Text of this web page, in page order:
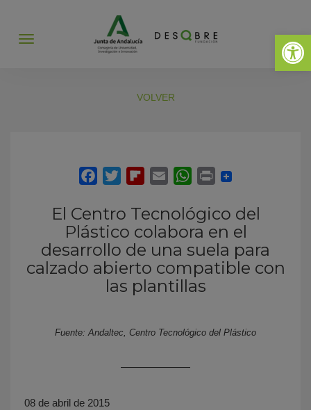
Abrir
Abrir
VOLVER
El Centro Tecnológico del
Plástico colabora en el
desarrollo de una suela para
calzado abierto compatible con
las plantillas
Fuente: Andaltec, Centro Tecnológico del Plástico
08 de abril de 2015